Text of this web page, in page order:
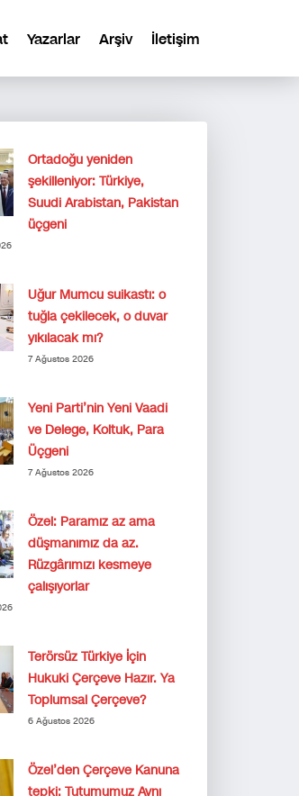
Yazarlar Arşiv İletişim
Ortadoğu yeniden
şekilleniyor: Türkiye,
Suudi Arabistan, Pakistan
üçgeni
Uğur Mumcu suikastı: o
tuğla çekilecek, o duvar
yıkılacak mı?
7 Ağustos 2026
Yeni Parti’nin Yeni Vaadi
ve Delege, Koltuk, Para
Üçgeni
7 Ağustos 2026
Özel: Paramız az ama
düşmanımız da az.
Rüzgârımızı kesmeye
çalışıyorlar
Terörsüz Türkiye İçin
Hukuki Çerçeve Hazır. Ya
Toplumsal Çerçeve?
6 Ağustos 2026
Özel’den Çerçeve Kanuna
tepki: Tutumumuz Aynı